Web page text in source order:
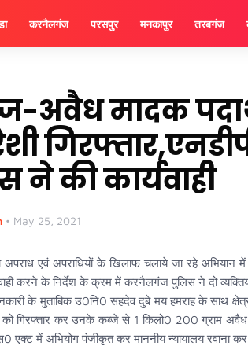
करनैलगंज परसपुर मनकापुर तरबगंज
मादक
ने की कार्यवाही
• May 25, 2021
अपराध एवं अपराधियों के खिलाफ चलाये जा रहे अभियान
करने के निर्देश के क्रम में करनैलगंज पुलिस ने दो
के मुताबिक उ0नि0 सहदेव दुबे मय हमराह के साथ
को गिरफ्तार कर उनके कब्जे से 1 किलो0 200 ग्राम अवैध
में अभियोग पंजीकृत कर माननीय न्यायालय रवाना कर